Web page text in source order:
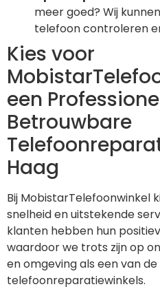
meer goed? Wij
telefoon controleren
Kies voor
een
Betrouwbare
Haag
Bij MobistarTelefoonwinkel
snelheid en uitstekende
klanten hebben hun
waardoor we trots zijn op
en omgeving als een van
telefoonreparatiewinkels.